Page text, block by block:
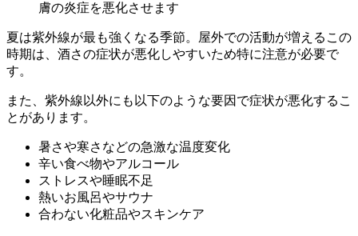
膚の炎症を悪化させます
夏は紫外線が最も強くなる季節。屋外での活動が増えるこの
時期は、酒さの症状が悪化しやすいため特に注意が必要で
す。
また、紫外線以外にも以下のような要因で症状が悪化するこ
とがあります。
暑さや寒さなどの急激な温度変化
辛い食べ物やアルコール
ストレスや睡眠不足
熱いお風呂やサウナ
合わない化粧品やスキンケア